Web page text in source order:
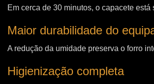
Em cerca de 30 minutos, o capacete
Maior durabilidade do
A redução da umidade preserva o forro
Higienização completa